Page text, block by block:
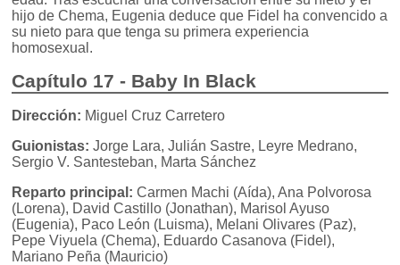
hijo de Chema, Eugenia deduce que Fidel ha convencido a
su nieto para que tenga su primera experiencia
homosexual.
Capítulo 17 - Baby In Black
Dirección: Miguel Cruz Carretero
Guionistas: Jorge Lara, Julián Sastre, Leyre Medrano,
Sergio V. Santesteban, Marta Sánchez
Reparto principal: Carmen Machi (Aída), Ana Polvorosa
(Lorena), David Castillo (Jonathan), Marisol Ayuso
(Eugenia), Paco León (Luisma), Melani Olivares (Paz),
Pepe Viyuela (Chema), Eduardo Casanova (Fidel),
Mariano Peña (Mauricio)